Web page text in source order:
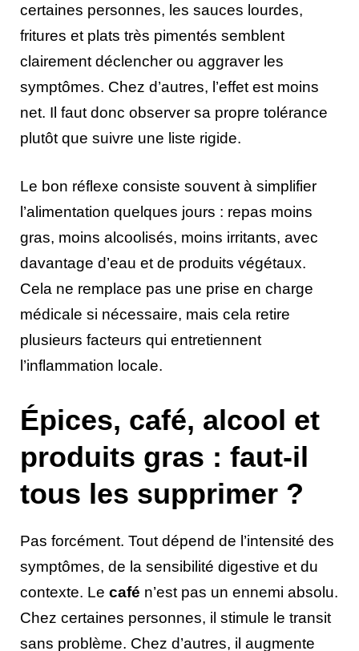
certaines personnes, les sauces lourdes,
fritures et plats très pimentés semblent
clairement déclencher ou aggraver les
symptômes. Chez d’autres, l’effet est moins
net. Il faut donc observer sa propre tolérance
plutôt que suivre une liste rigide.
Le bon réflexe consiste souvent à simplifier
l’alimentation quelques jours : repas moins
gras, moins alcoolisés, moins irritants, avec
davantage d’eau et de produits végétaux.
Cela ne remplace pas une prise en charge
médicale si nécessaire, mais cela retire
plusieurs facteurs qui entretiennent
l’inflammation locale.
Épices, café, alcool et
produits gras : faut-il
tous les supprimer ?
Pas forcément. Tout dépend de l’intensité des
symptômes, de la sensibilité digestive et du
contexte. Le café n’est pas un ennemi absolu.
Chez certaines personnes, il stimule le transit
sans problème. Chez d’autres, il augmente